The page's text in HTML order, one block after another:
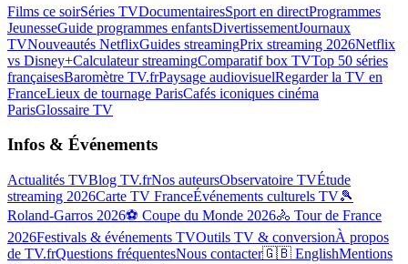
Films ce soirSéries TVDocumentairesSport en directProgrammes
JeunesseGuide programmes enfantsDivertissementJournaux
TVNouveautés NetflixGuides streamingPrix streaming 2026Netflix
vs Disney+Calculateur streamingComparatif box TVTop 50 séries
françaisesBaromètre TV.frPaysage audiovisuelRegarder la TV en
FranceLieux de tournage ParisCafés iconiques cinéma
ParisGlossaire TV
Infos & Événements
Actualités TVBlog TV.frNos auteursObservatoire TVÉtude
streaming 2026Carte TV FranceÉvénements culturels TV🎾
Roland-Garros 2026⚽ Coupe du Monde 2026🚴 Tour de France
2026Festivals & événements TVOutils TV & conversionÀ propos
de TV.frQuestions fréquentesNous contacter🇬🇧 EnglishMentions